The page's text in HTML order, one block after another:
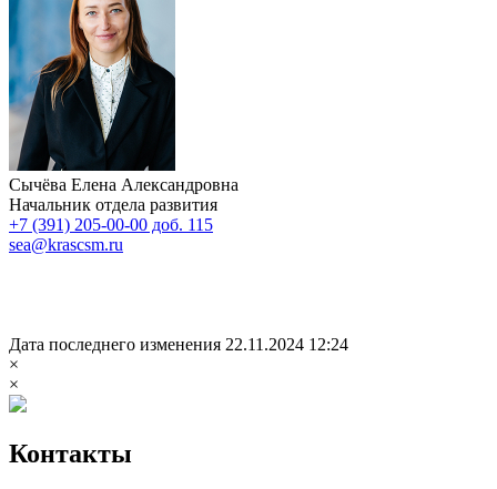
Сычёва Елена Александровна
Начальник отдела развития
+7 (391) 205-00-00 доб. 115
sea@krascsm.ru
Дата последнего изменения 22.11.2024 12:24
×
×
Контакты